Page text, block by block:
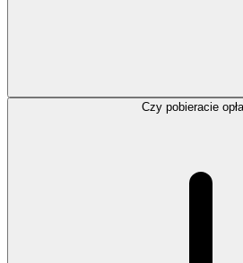
Czy pobieracie